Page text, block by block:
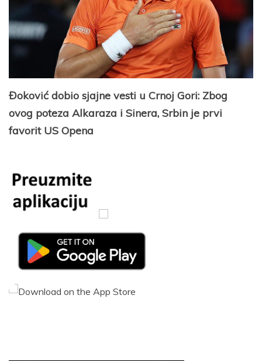
Đoković dobio sjajne vesti u Crnoj Gori: Zbog
ovog poteza Alkaraza i Sinera, Srbin je prvi
favorit US Opena